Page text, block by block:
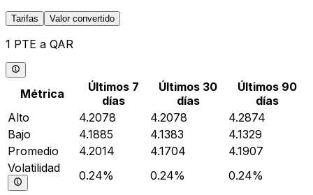
Tarifas Valor convertido
1 PTE a QAR
Métrica
Últimos 7
días
Últimos 30
días
Últimos 90
días
Alto
4.2078 4.2078
4.2874
Bajo
4.1885 4.1383
4.1329
Promedio
4.2014 4.1704
4.1907
Volatilidad
0.24% 0.24% 0.24%